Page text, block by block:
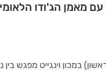
מאמן הג'ודו
במכון וינגייט מפגש בין